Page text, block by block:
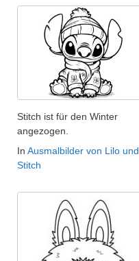
Stitch ist für den Winter
angezogen.
In Ausmalbilder von Lilo und
Stitch